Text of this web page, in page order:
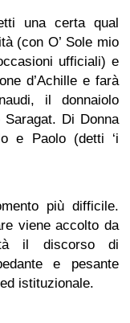
una certa qual
(con O’ Sole mio
ufficiali) e
d’Achille e farà
il donnaiolo
Di Donna
e Paolo (detti ‘i
più difficile.
viene accolto da
il discorso di
e pesante
istituzionale.